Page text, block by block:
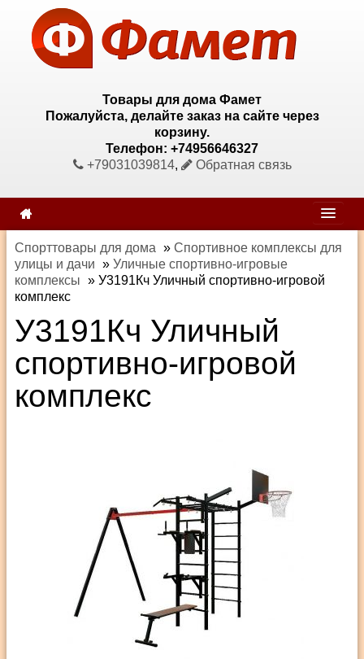
Товары для дома Фамет
Пожалуйста, делайте заказ на сайте через
корзину.
Телефон: +74956646327
+79031039814, Обратная связь
Спорттовары для дома » Спортивное комплексы для
улицы и дачи » Уличные спортивно-игровые
комплексы » У3191Кч Уличный спортивно-игровой
комплекс
У3191Кч Уличный
спортивно-игровой
комплекс